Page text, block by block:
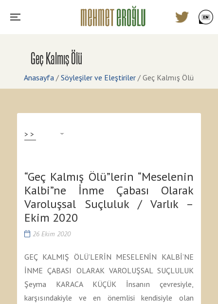
Geç Kalmış Ölü
Anasayfa / Söyleşiler ve Eleştiriler / Geç Kalmış Ölü
>>
“Geç Kalmış Ölü”lerin “Meselenin
Kalbi”ne İnme Çabası Olarak
Varoluşsal Suçluluk / Varlık –
Ekim 2020
26 Ekim 2020
GEÇ KALMIŞ ÖLÜ’LERİN MESELENİN KALBİ’NE
İNME ÇABASI OLARAK VAROLUŞSAL SUÇLULUK
Şeyma KARACA KÜÇÜK İnsanın çevresiyle,
karşısındakiyle ve en önemlisi kendisiyle olan